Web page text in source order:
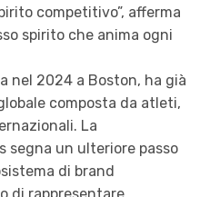
competitivo”, afferma
spirito che anima ogni
nel 2024 a Boston, ha già
composta da atleti,
La
segna un ulteriore passo
di brand